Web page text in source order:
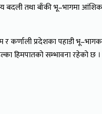
बदली तथा बाँकी भू–भागमा
कर्णाली प्रदेशका पहाडी
हिमपातको सम्भावना रहेको छ ।